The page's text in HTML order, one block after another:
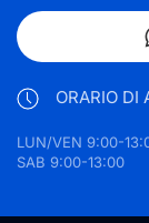
ORARIO DI
LUN/VEN 9:00-
SAB 9:00-13:00